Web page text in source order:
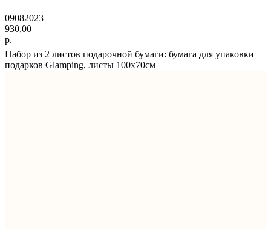
09082023
930,00
р.
Набор из 2 листов подарочной бумаги: бумага для упаковки
подарков Glamping, листы 100х70см